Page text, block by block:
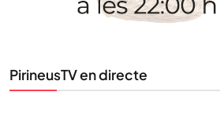
PirineusTV en directe